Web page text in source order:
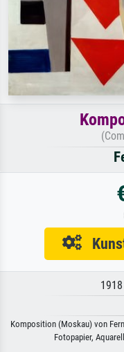
Komposition (Moskau) von
Fotopapier,